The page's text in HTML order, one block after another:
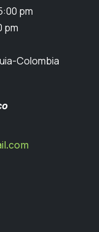
pm
pm
Colombia